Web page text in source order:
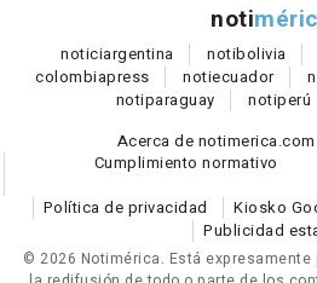
noti
noticiargentina notibolivia
colombiapress notiecuador
notiparaguay notiperú
Acerca de notimerica.com
Cumplimiento normativo
Política de privacidad
Kiosko
Publicidad
© 2026 Notimérica. Está